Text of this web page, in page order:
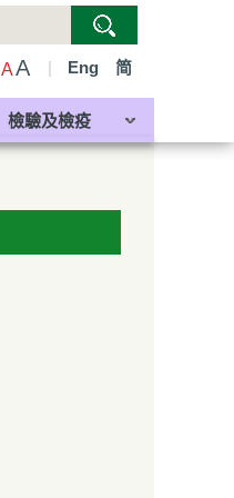
AA | Eng 简
檢驗及檢疫